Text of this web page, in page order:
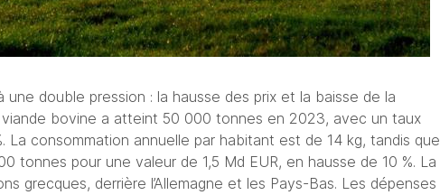
double pression : la hausse des prix et la baisse de la
bovine a atteint 50 000 tonnes en 2023, avec un taux
La consommation annuelle par habitant est de 14 kg, tandis que
tonnes pour une valeur de 1,5 Md EUR, en hausse de 10 %. La
grecques, derrière l’Allemagne et les Pays-Bas. Les dépenses